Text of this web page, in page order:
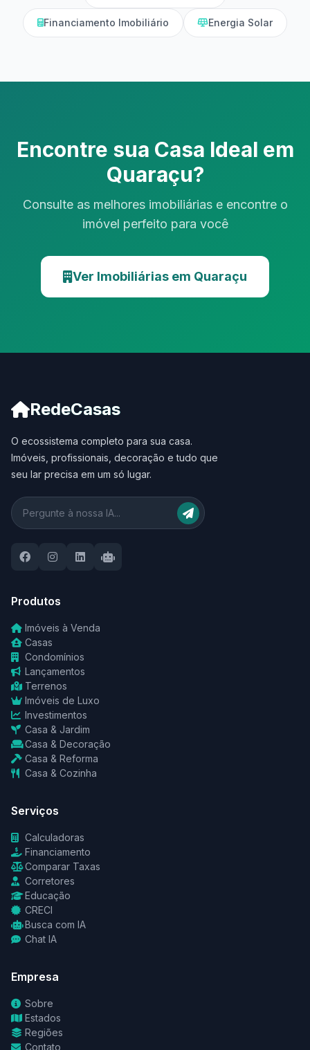
Financiamento Imobiliário Energia Solar
Encontre sua Casa Ideal em
Quaraçu?
Consulte as melhores imobiliárias e encontre o
imóvel perfeito para você
Ver Imobiliárias em Quaraçu
RedeCasas
O ecossistema completo para sua casa.
Imóveis, profissionais, decoração e tudo que
seu lar precisa em um só lugar.
Produtos
Imóveis à Venda
Casas
Condomínios
Lançamentos
Terrenos
Imóveis de Luxo
Investimentos
Casa & Jardim
Casa & Decoração
Casa & Reforma
Casa & Cozinha
Serviços
Calculadoras
Financiamento
Comparar Taxas
Corretores
Educação
CRECI
Busca com IA
Chat IA
Empresa
Sobre
Estados
Regiões
Contato